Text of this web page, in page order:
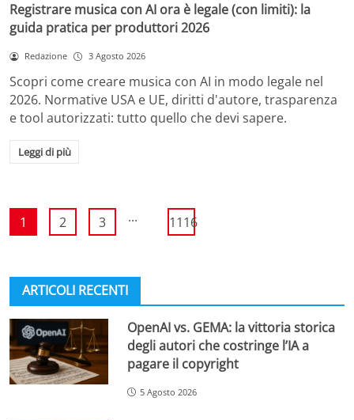
Registrare musica con AI ora è legale (con limiti): la
guida pratica per produttori 2026
Redazione 3 Agosto 2026
Scopri come creare musica con AI in modo legale nel
2026. Normative USA e UE, diritti d'autore, trasparenza
e tool autorizzati: tutto quello che devi sapere.
Leggi di più
1 2 3 ... 1116
ARTICOLI RECENTI
OpenAI vs. GEMA: la vittoria storica
degli autori che costringe l’IA a
pagare il copyright
5 Agosto 2026